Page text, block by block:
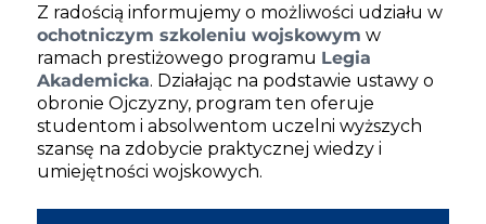
Z radością informujemy o możliwości udziału w
ochotniczym szkoleniu wojskowym w
ramach prestiżowego programu Legia
Akademicka. Działając na podstawie ustawy o
obronie Ojczyzny, program ten oferuje
studentom i absolwentom uczelni wyższych
szansę na zdobycie praktycznej wiedzy i
umiejętności wojskowych.